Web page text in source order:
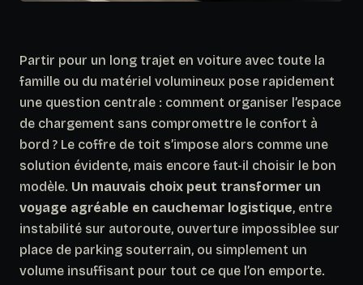
Partir pour un long trajet en voiture avec toute la
famille ou du matériel volumineux pose rapidement
une question centrale : comment organiser l’espace
de chargement sans compromettre le confort à
bord ? Le coffre de toit s’impose alors comme une
solution évidente, mais encore faut-il choisir le bon
modèle. Un mauvais choix peut transformer un
voyage agréable en cauchemar logistique, entre
instabilité sur autoroute, ouverture impossiblee sur
place de parking souterrain, ou simplement un
volume insuffisant pour tout ce que l’on emporte.